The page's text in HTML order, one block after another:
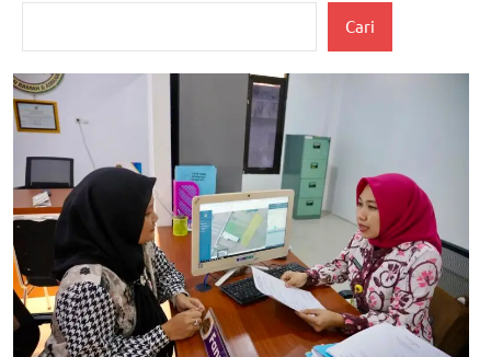
nasional
Kabupaten
Tangerang
Cari